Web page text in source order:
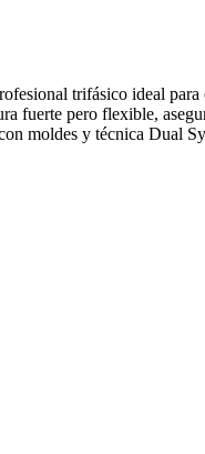
trifásico ideal para
fuerte pero flexible,
moldes y técnica Dual